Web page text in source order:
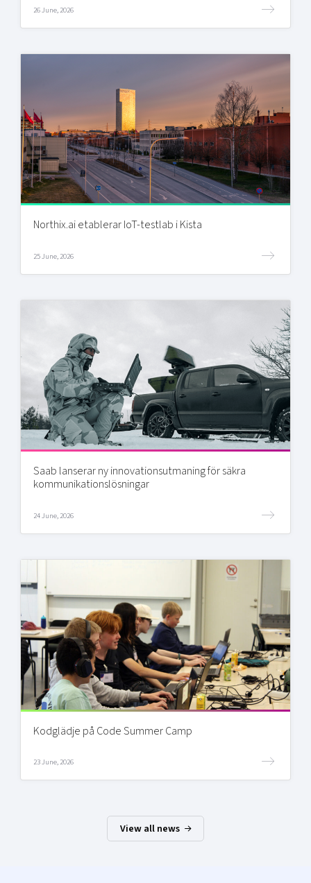
26 June, 2026
Northix.ai etablerar IoT-testlab i Kista
25 June, 2026
Saab lanserar ny innovationsutmaning för säkra
kommunikationslösningar
24 June, 2026
Kodglädje på Code Summer Camp
23 June, 2026
View all news